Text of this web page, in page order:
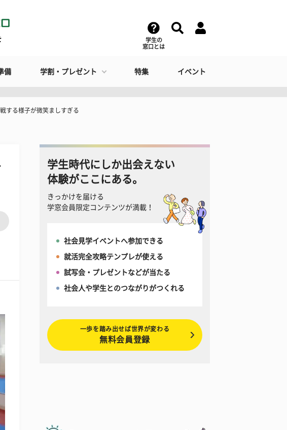
学生の
窓口とは
備 学割・プレゼント 特集 イベント
する様子が微笑ましすぎる
学生時代にしか出会えない
体験がここにある。
きっかけを届ける
学窓会員限定コンテンツが満載！
社会見学イベントへ参加できる
就活完全攻略テンプレが使える
試写会・プレゼントなどが当たる
社会人や学生とのつながりがつくれる
一歩を踏み出せば世界が変わる
無料会員登録